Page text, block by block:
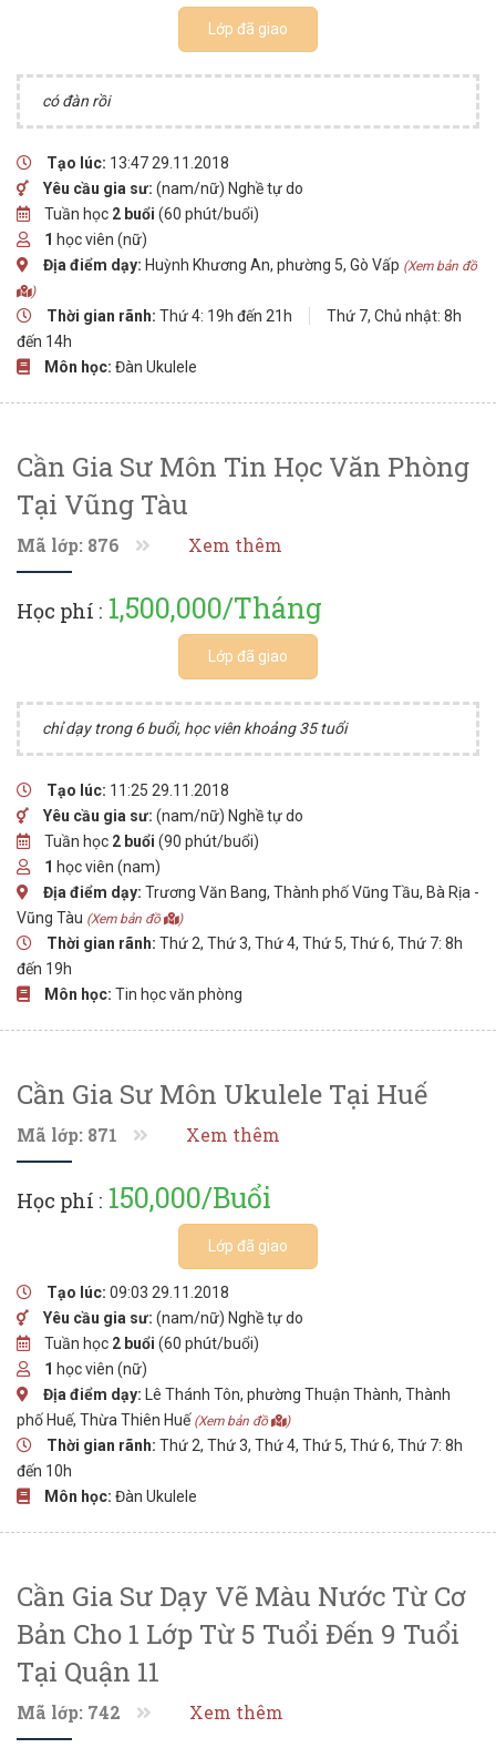
Lớp đã giao
có đàn rồi
Tạo lúc: 13:47 29.11.2018
Yêu cầu gia sư: (nam/nữ) Nghề tự do
Tuần học 2 buổi (60 phút/buổi)
1 học viên (nữ)
Địa điểm dạy: Huỳnh Khương An, phường 5, Gò Vấp (Xem bản đồ
)
Thời gian rãnh: Thứ 4: 19h đến 21h
Thứ 7, Chủ nhật: 8h
đến 14h
Môn học: Đàn Ukulele
Cần Gia Sư Môn Tin Học Văn Phòng
Tại Vũng Tàu
Mã lớp: 876 Xem thêm
Học phí : 1,500,000/Tháng
Lớp đã giao
chỉ dạy trong 6 buổi, học viên khoảng 35 tuổi
Tạo lúc: 11:25 29.11.2018
Yêu cầu gia sư: (nam/nữ) Nghề tự do
Tuần học 2 buổi (90 phút/buổi)
1 học viên (nam)
Địa điểm dạy: Trương Văn Bang, Thành phố Vũng Tầu, Bà Rịa -
Vũng Tàu (Xem bản đồ )
Thời gian rãnh: Thứ 2, Thứ 3, Thứ 4, Thứ 5, Thứ 6, Thứ 7: 8h
đến 19h
Môn học: Tin học văn phòng
Cần Gia Sư Môn Ukulele Tại Huế
Mã lớp: 871 Xem thêm
Học phí : 150,000/Buổi
Lớp đã giao
Tạo lúc: 09:03 29.11.2018
Yêu cầu gia sư: (nam/nữ) Nghề tự do
Tuần học 2 buổi (60 phút/buổi)
1 học viên (nữ)
Địa điểm dạy: Lê Thánh Tôn, phường Thuận Thành, Thành
phố Huế, Thừa Thiên Huế (Xem bản đồ )
Thời gian rãnh: Thứ 2, Thứ 3, Thứ 4, Thứ 5, Thứ 6, Thứ 7: 8h
đến 10h
Môn học: Đàn Ukulele
Cần Gia Sư Dạy Vẽ Màu Nước Từ Cơ
Bản Cho 1 Lớp Từ 5 Tuổi Đến 9 Tuổi
Tại Quận 11
Mã lớp: 742 Xem thêm